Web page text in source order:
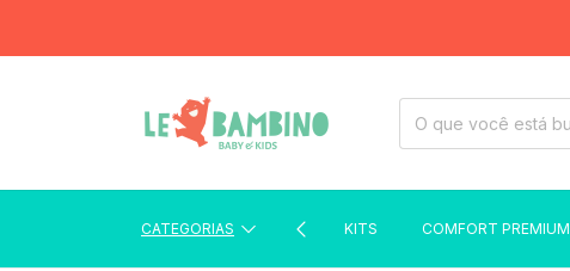
CATEGORIAS KITS COMFORT PREMIUM